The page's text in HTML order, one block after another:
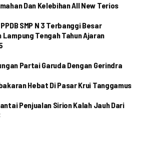
Dan Kelebihan All New Terios
SMP N 3 Terbanggi Besar
Tengah Tahun Ajaran
Partai Garuda Dengan Gerindra
Hebat Di Pasar Krui Tanggamus
Penjualan Sirion Kalah Jauh Dari